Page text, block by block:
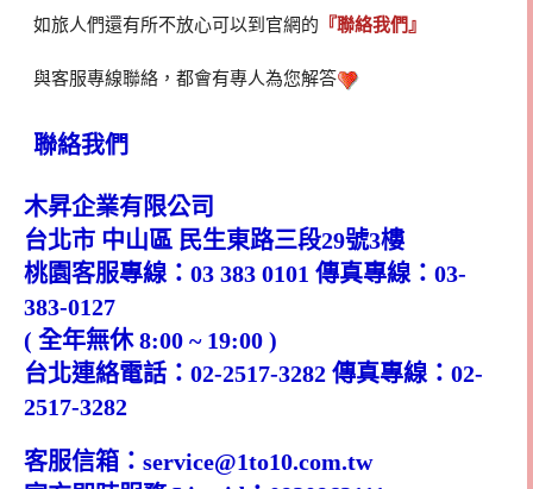
如旅人們還有所不放心可以到官網的 『聯絡我們』
與客服專線聯絡，都會有專人為您解答
聯絡我們
木昇企業有限公司
台北市 中山區 民生東路三段29號3樓
桃園客服專線： 03 383 0101 傳真專線：03-
383-0127
( 全年無休 8:00 ~ 19:00 )
台北連絡電話： 02-2517-3282 傳真專線： 02-
2517-3282
客服信箱： service@1to10.com.tw